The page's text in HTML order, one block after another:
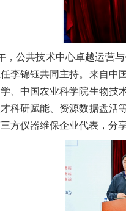
，公共技术中心卓越运营
李锦钰共同主持。来自中
、中国农业科学院生物技
科研赋能、资源数据盘活
方仪器维保企业代表，分